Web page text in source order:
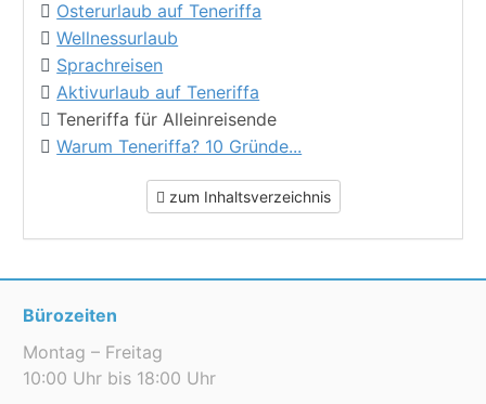
Osterurlaub auf Teneriffa
Wellnessurlaub
Sprachreisen
Aktivurlaub auf Teneriffa
Teneriffa für Alleinreisende
Warum Teneriffa? 10 Gründe...
zum Inhaltsverzeichnis
Bürozeiten
Montag – Freitag
10:00 Uhr bis 18:00 Uhr